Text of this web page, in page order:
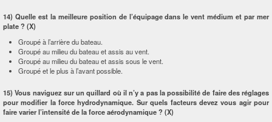
14) Quelle est la meilleure position de l’équipage dans le vent médium et par mer
plate ? (X)
Groupé à l’arrière du bateau.
Groupé au milieu du bateau et assis au vent.
Groupé au milieu du bateau et assis sous le vent.
Groupé et le plus à l’avant possible.
15) Vous naviguez sur un quillard où il n’y a pas la possibilité de faire des réglages
pour modifier la force hydrodynamique. Sur quels facteurs devez vous agir pour
faire varier l’intensité de la force aérodynamique ? (X)